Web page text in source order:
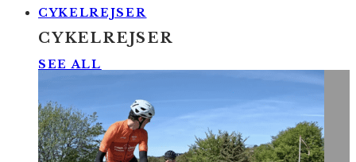
CYKELREJSER
CYKELREJSER
SEE ALL